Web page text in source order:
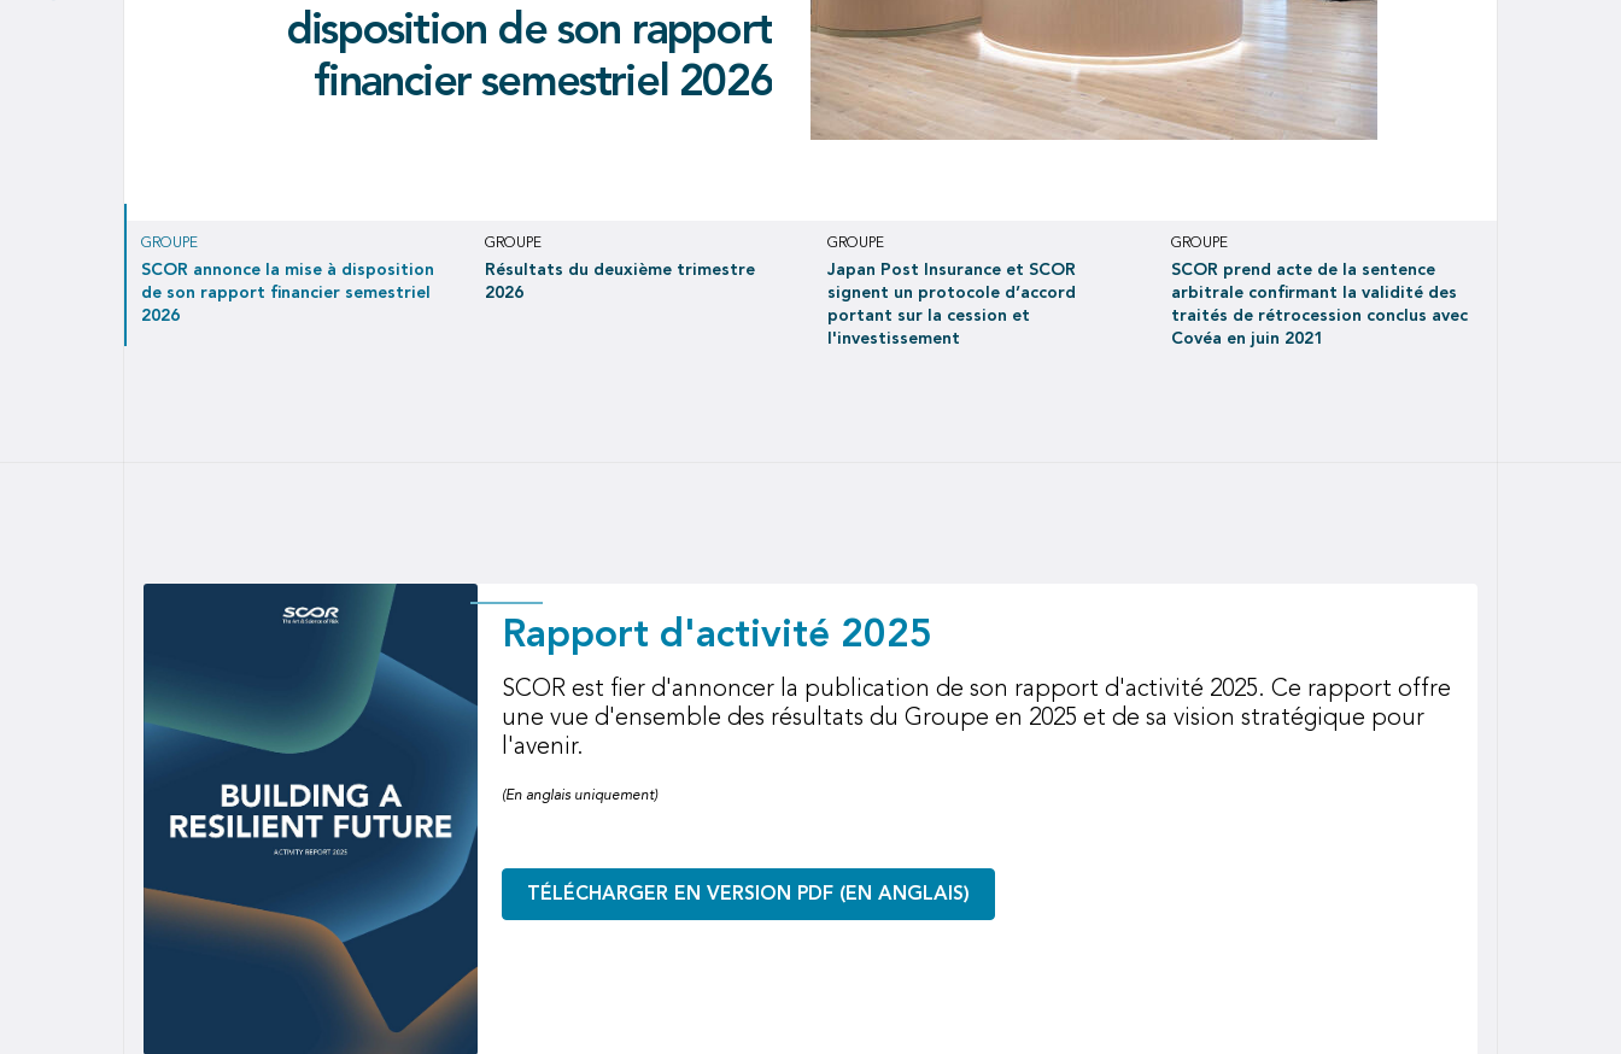
disposition de son rapport
financier semestriel 2026
trimestre 2026
Résultat net de EUR 171 millions au deuxième trimestre 2026,
contribuant à un résultat net de EUR 397 millions au premier
portant sur la cession et
l'investissement
validité des traités de
rétrocession conclus avec
GROUPE
SCOR annonce la mise à disposition
de son rapport financier semestriel
2026
GROUPE
Résultats du deuxième trimestre
2026
GROUPE
Japan Post Insurance et SCOR
signent un protocole d’accord
portant sur la cession et
l'investissement
GROUPE
SCOR prend acte de la sentence
arbitrale confirmant la validité des
traités de rétrocession conclus avec
Covéa en juin 2021
Rapport d'activité 2025
SCOR est fier d'annoncer la publication de son rapport d'activité 2025. Ce rapport offre
une vue d'ensemble des résultats du Groupe en 2025 et de sa vision stratégique pour
l'avenir.
(En anglais uniquement)
TÉLÉCHARGER EN VERSION PDF (EN ANGLAIS)